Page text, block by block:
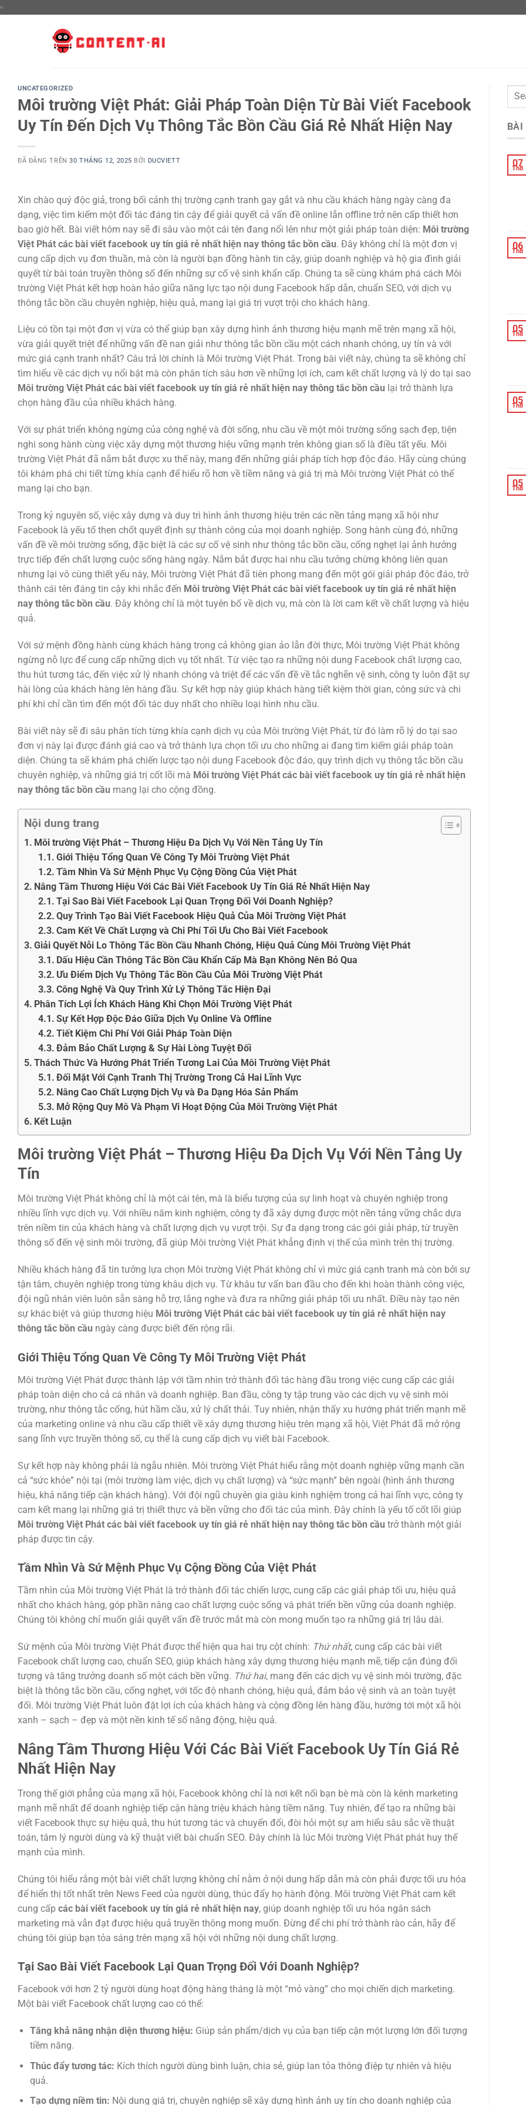
UNCATEGORIZED
Môi trường Việt Phát: Giải Pháp Toàn Diện Từ Bài Viết Facebook
Uy Tín Đến Dịch Vụ Thông Tắc Bồn Cầu Giá Rẻ Nhất Hiện Nay
ĐÃ ĐĂNG TRÊN30 THÁNG 12, 2025 BỞI DUCVIETT
Xin chào quý độc giả, trong bối cảnh thị trường cạnh tranh gay gắt và nhu cầu khách hàng ngày càng đa
dạng, việc tìm kiếm một đối tác đáng tin cậy để giải quyết cả vấn đề online lẫn offline trở nên cấp thiết hơn
bao giờ hết. Bài viết hôm nay sẽ đi sâu vào một cái tên đang nổi lên như một giải pháp toàn diện: Môi trường
Việt Phát các bài viết facebook uy tín giá rẻ nhất hiện nay thông tắc bồn cầu. Đây không chỉ là một đơn vị
cung cấp dịch vụ đơn thuần, mà còn là người bạn đồng hành tin cậy, giúp doanh nghiệp và hộ gia đình giải
quyết từ bài toán truyền thông số đến những sự cố vệ sinh khẩn cấp. Chúng ta sẽ cùng khám phá cách Môi
trường Việt Phát kết hợp hoàn hảo giữa năng lực tạo nội dung Facebook hấp dẫn, chuẩn SEO, với dịch vụ
thông tắc bồn cầu chuyên nghiệp, hiệu quả, mang lại giá trị vượt trội cho khách hàng.
Liệu có tồn tại một đơn vị vừa có thể giúp bạn xây dựng hình ảnh thương hiệu mạnh mẽ trên mạng xã hội,
vừa giải quyết triệt để những vấn đề nan giải như thông tắc bồn cầu một cách nhanh chóng, uy tín và với
mức giá cạnh tranh nhất? Câu trả lời chính là Môi trường Việt Phát. Trong bài viết này, chúng ta sẽ không chỉ
tìm hiểu về các dịch vụ nổi bật mà còn phân tích sâu hơn về những lợi ích, cam kết chất lượng và lý do tại sao
Môi trường Việt Phát các bài viết facebook uy tín giá rẻ nhất hiện nay thông tắc bồn cầu lại trở thành lựa
chọn hàng đầu của nhiều khách hàng.
Với sự phát triển không ngừng của công nghệ và đời sống, nhu cầu về một môi trường sống sạch đẹp, tiện
nghi song hành cùng việc xây dựng một thương hiệu vững mạnh trên không gian số là điều tất yếu. Môi
trường Việt Phát đã nắm bắt được xu thế này, mang đến những giải pháp tích hợp độc đáo. Hãy cùng chúng
tôi khám phá chi tiết từng khía cạnh để hiểu rõ hơn về tiềm năng và giá trị mà Môi trường Việt Phát có thể
mang lại cho bạn.
Trong kỷ nguyên số, việc xây dựng và duy trì hình ảnh thương hiệu trên các nền tảng mạng xã hội như
Facebook là yếu tố then chốt quyết định sự thành công của mọi doanh nghiệp. Song hành cùng đó, những
vấn đề về môi trường sống, đặc biệt là các sự cố vệ sinh như thông tắc bồn cầu, cống nghẹt lại ảnh hưởng
trực tiếp đến chất lượng cuộc sống hàng ngày. Nắm bắt được hai nhu cầu tưởng chừng không liên quan
nhưng lại vô cùng thiết yếu này, Môi trường Việt Phát đã tiên phong mang đến một gói giải pháp độc đáo, trở
thành cái tên đáng tin cậy khi nhắc đến Môi trường Việt Phát các bài viết facebook uy tín giá rẻ nhất hiện
nay thông tắc bồn cầu. Đây không chỉ là một tuyên bố về dịch vụ, mà còn là lời cam kết về chất lượng và hiệu
quả.
Với sứ mệnh đồng hành cùng khách hàng trong cả không gian ảo lẫn đời thực, Môi trường Việt Phát không
ngừng nỗ lực để cung cấp những dịch vụ tốt nhất. Từ việc tạo ra những nội dung Facebook chất lượng cao,
thu hút tương tác, đến việc xử lý nhanh chóng và triệt để các vấn đề về tắc nghẽn vệ sinh, công ty luôn đặt sự
hài lòng của khách hàng lên hàng đầu. Sự kết hợp này giúp khách hàng tiết kiệm thời gian, công sức và chi
phí khi chỉ cần tìm đến một đối tác duy nhất cho nhiều loại hình nhu cầu.
Bài viết này sẽ đi sâu phân tích từng khía cạnh dịch vụ của Môi trường Việt Phát, từ đó làm rõ lý do tại sao
đơn vị này lại được đánh giá cao và trở thành lựa chọn tối ưu cho những ai đang tìm kiếm giải pháp toàn
diện. Chúng ta sẽ khám phá chiến lược tạo nội dung Facebook độc đáo, quy trình dịch vụ thông tắc bồn cầu
chuyên nghiệp, và những giá trị cốt lõi mà Môi trường Việt Phát các bài viết facebook uy tín giá rẻ nhất hiện
nay thông tắc bồn cầu mang lại cho cộng đồng.
Nội dung trang
Môi trường Việt Phát – Thương Hiệu Đa Dịch Vụ Với Nền Tảng Uy Tín
Giới Thiệu Tổng Quan Về Công Ty Môi Trường Việt Phát
Tầm Nhìn Và Sứ Mệnh Phục Vụ Cộng Đồng Của Việt Phát
Nâng Tầm Thương Hiệu Với Các Bài Viết Facebook Uy Tín Giá Rẻ Nhất Hiện Nay
Tại Sao Bài Viết Facebook Lại Quan Trọng Đối Với Doanh Nghiệp?
Quy Trình Tạo Bài Viết Facebook Hiệu Quả Của Môi Trường Việt Phát
Cam Kết Về Chất Lượng và Chi Phí Tối Ưu Cho Bài Viết Facebook
Giải Quyết Nỗi Lo Thông Tắc Bồn Cầu Nhanh Chóng, Hiệu Quả Cùng Môi Trường Việt Phát
Dấu Hiệu Cần Thông Tắc Bồn Cầu Khẩn Cấp Mà Bạn Không Nên Bỏ Qua
Ưu Điểm Dịch Vụ Thông Tắc Bồn Cầu Của Môi Trường Việt Phát
Công Nghệ Và Quy Trình Xử Lý Thông Tắc Hiện Đại
Phân Tích Lợi Ích Khách Hàng Khi Chọn Môi Trường Việt Phát
Sự Kết Hợp Độc Đáo Giữa Dịch Vụ Online Và Offline
Tiết Kiệm Chi Phí Với Giải Pháp Toàn Diện
Đảm Bảo Chất Lượng & Sự Hài Lòng Tuyệt Đối
Thách Thức Và Hướng Phát Triển Tương Lai Của Môi Trường Việt Phát
Đối Mặt Với Cạnh Tranh Thị Trường Trong Cả Hai Lĩnh Vực
Nâng Cao Chất Lượng Dịch Vụ và Đa Dạng Hóa Sản Phẩm
Mở Rộng Quy Mô Và Phạm Vi Hoạt Động Của Môi Trường Việt Phát
Kết Luận
Môi trường Việt Phát – Thương Hiệu Đa Dịch Vụ Với Nền Tảng Uy
Tín
Môi trường Việt Phát không chỉ là một cái tên, mà là biểu tượng của sự linh hoạt và chuyên nghiệp trong
nhiều lĩnh vực dịch vụ. Với nhiều năm kinh nghiệm, công ty đã xây dựng được một nền tảng vững chắc dựa
trên niềm tin của khách hàng và chất lượng dịch vụ vượt trội. Sự đa dạng trong các gói giải pháp, từ truyền
thông số đến vệ sinh môi trường, đã giúp Môi trường Việt Phát khẳng định vị thế của mình trên thị trường.
Nhiều khách hàng đã tin tưởng lựa chọn Môi trường Việt Phát không chỉ vì mức giá cạnh tranh mà còn bởi sự
tận tâm, chuyên nghiệp trong từng khâu dịch vụ. Từ khâu tư vấn ban đầu cho đến khi hoàn thành công việc,
đội ngũ nhân viên luôn sẵn sàng hỗ trợ, lắng nghe và đưa ra những giải pháp tối ưu nhất. Điều này tạo nên
sự khác biệt và giúp thương hiệu Môi trường Việt Phát các bài viết facebook uy tín giá rẻ nhất hiện nay
thông tắc bồn cầu ngày càng được biết đến rộng rãi.
Giới Thiệu Tổng Quan Về Công Ty Môi Trường Việt Phát
Môi trường Việt Phát được thành lập với tầm nhìn trở thành đối tác hàng đầu trong việc cung cấp các giải
pháp toàn diện cho cả cá nhân và doanh nghiệp. Ban đầu, công ty tập trung vào các dịch vụ vệ sinh môi
trường, như thông tắc cống, hút hầm cầu, xử lý chất thải. Tuy nhiên, nhận thấy xu hướng phát triển mạnh mẽ
của marketing online và nhu cầu cấp thiết về xây dựng thương hiệu trên mạng xã hội, Việt Phát đã mở rộng
sang lĩnh vực truyền thông số, cụ thể là cung cấp dịch vụ viết bài Facebook.
Sự kết hợp này không phải là ngẫu nhiên. Môi trường Việt Phát hiểu rằng một doanh nghiệp vững mạnh cần
cả “sức khỏe” nội tại (môi trường làm việc, dịch vụ chất lượng) và “sức mạnh” bên ngoài (hình ảnh thương
hiệu, khả năng tiếp cận khách hàng). Với đội ngũ chuyên gia giàu kinh nghiệm trong cả hai lĩnh vực, công ty
cam kết mang lại những giá trị thiết thực và bền vững cho đối tác của mình. Đây chính là yếu tố cốt lõi giúp
Môi trường Việt Phát các bài viết facebook uy tín giá rẻ nhất hiện nay thông tắc bồn cầu trở thành một giải
pháp được tin cậy.
Tầm Nhìn Và Sứ Mệnh Phục Vụ Cộng Đồng Của Việt Phát
Tầm nhìn của Môi trường Việt Phát là trở thành đối tác chiến lược, cung cấp các giải pháp tối ưu, hiệu quả
nhất cho khách hàng, góp phần nâng cao chất lượng cuộc sống và phát triển bền vững của doanh nghiệp.
Chúng tôi không chỉ muốn giải quyết vấn đề trước mắt mà còn mong muốn tạo ra những giá trị lâu dài.
Sứ mệnh của Môi trường Việt Phát được thể hiện qua hai trụ cột chính: Thứ nhất, cung cấp các bài viết
Facebook chất lượng cao, chuẩn SEO, giúp khách hàng xây dựng thương hiệu mạnh mẽ, tiếp cận đúng đối
tượng và tăng trưởng doanh số một cách bền vững. Thứ hai, mang đến các dịch vụ vệ sinh môi trường, đặc
biệt là thông tắc bồn cầu, cống nghẹt, với tốc độ nhanh chóng, hiệu quả, đảm bảo vệ sinh và an toàn tuyệt
đối. Môi trường Việt Phát luôn đặt lợi ích của khách hàng và cộng đồng lên hàng đầu, hướng tới một xã hội
xanh – sạch – đẹp và một nền kinh tế số năng động, hiệu quả.
Nâng Tầm Thương Hiệu Với Các Bài Viết Facebook Uy Tín Giá Rẻ
Nhất Hiện Nay
Trong thế giới phẳng của mạng xã hội, Facebook không chỉ là nơi kết nối bạn bè mà còn là kênh marketing
mạnh mẽ nhất để doanh nghiệp tiếp cận hàng triệu khách hàng tiềm năng. Tuy nhiên, để tạo ra những bài
viết Facebook thực sự hiệu quả, thu hút tương tác và chuyển đổi, đòi hỏi một sự am hiểu sâu sắc về thuật
toán, tâm lý người dùng và kỹ thuật viết bài chuẩn SEO. Đây chính là lúc Môi trường Việt Phát phát huy thế
mạnh của mình.
Chúng tôi hiểu rằng một bài viết chất lượng không chỉ nằm ở nội dung hấp dẫn mà còn phải được tối ưu hóa
để hiển thị tốt nhất trên News Feed của người dùng, thúc đẩy họ hành động. Môi trường Việt Phát cam kết
cung cấp các bài viết facebook uy tín giá rẻ nhất hiện nay, giúp doanh nghiệp tối ưu hóa ngân sách
marketing mà vẫn đạt được hiệu quả truyền thông mong muốn. Đừng để chi phí trở thành rào cản, hãy để
chúng tôi giúp bạn tỏa sáng trên mạng xã hội với những nội dung chất lượng.
Tại Sao Bài Viết Facebook Lại Quan Trọng Đối Với Doanh Nghiệp?
Facebook với hơn 2 tỷ người dùng hoạt động hàng tháng là một “mỏ vàng” cho mọi chiến dịch marketing.
Một bài viết Facebook chất lượng cao có thể:
Tăng khả năng nhận diện thương hiệu: Giúp sản phẩm/dịch vụ của bạn tiếp cận một lượng lớn đối tượng
tiềm năng.
Thúc đẩy tương tác: Kích thích người dùng bình luận, chia sẻ, giúp lan tỏa thông điệp tự nhiên và hiệu
quả.
Tạo dựng niềm tin: Nội dung giá trị, chuyên nghiệp sẽ xây dựng hình ảnh uy tín cho doanh nghiệp của
BÀI
07
Th8
06
Th8
05
Th8
05
Th8
05
Th8